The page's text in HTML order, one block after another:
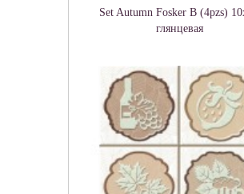
Set Autumn Fosker B (4pzs)
глянцевая